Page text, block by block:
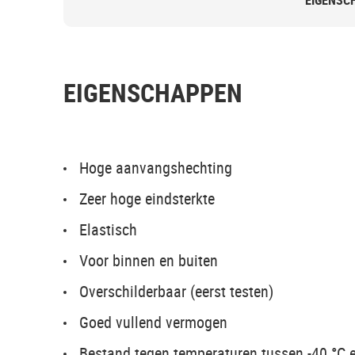
EIGENSCHAPPEN
Hoge aanvangshechting
Zeer hoge eindsterkte
Elastisch
Voor binnen en buiten
Overschilderbaar (eerst testen)
Goed vullend vermogen